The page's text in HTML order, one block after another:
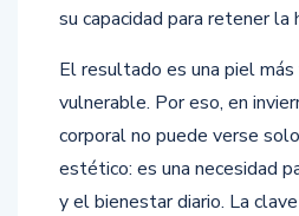
su capacidad para retener la
El resultado es una piel
vulnerable. Por eso, en
corporal no puede verse
estético: es una necesidad
y el bienestar diario. La